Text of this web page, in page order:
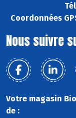
Coordonnées
Nous suivre
Votre magasin
de :